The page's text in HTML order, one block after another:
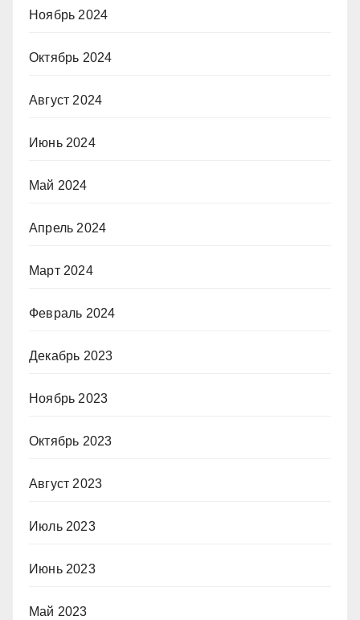
Ноябрь 2024
Октябрь 2024
Август 2024
Июнь 2024
Май 2024
Апрель 2024
Март 2024
Февраль 2024
Декабрь 2023
Ноябрь 2023
Октябрь 2023
Август 2023
Июль 2023
Июнь 2023
Май 2023